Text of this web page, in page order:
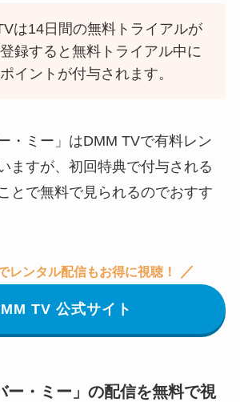
は14日間の無料トライアルが
録すると無料トライアル中に
イントが付与されます。
・ミー」はDMM TVで有料レン
ますが、初回特典で付与される
とで無料で見られるのでおすす
レンタル配信もお得に視聴！ ／
TV 公式サイト
ー・ミー」の配信を無料で視